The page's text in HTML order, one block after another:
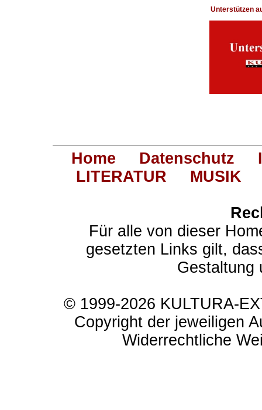
Unterstützen
Home Datenschutz
LITERATUR
MUSIK
Für alle von dieser
gesetzten Links gilt,
Gestaltung
© 1999-2026 KULTURA-
Copyright der jeweiligen
Widerrechtliche